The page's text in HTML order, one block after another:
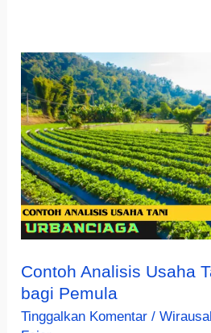
Contoh Analisis Usaha
bagi Pemula
Tinggalkan Komentar /